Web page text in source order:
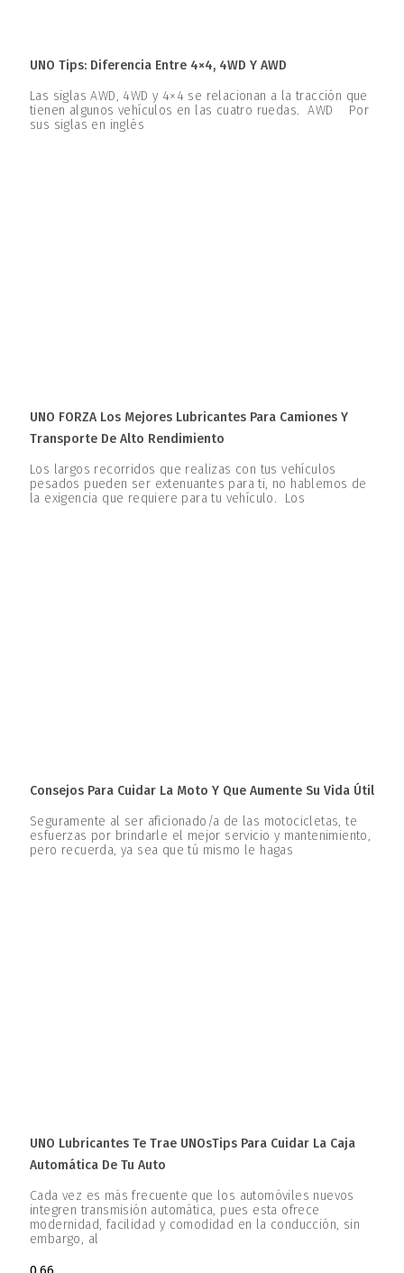
UNO Tips: Diferencia Entre 4×4, 4WD Y AWD
Las siglas AWD, 4WD y 4×4 se relacionan a la tracción que
tienen algunos vehículos en las cuatro ruedas. AWD Por
sus siglas en inglés
UNO FORZA Los Mejores Lubricantes Para Camiones Y
Transporte De Alto Rendimiento
Los largos recorridos que realizas con tus vehículos
pesados pueden ser extenuantes para ti, no hablemos de
la exigencia que requiere para tu vehículo. Los
Consejos Para Cuidar La Moto Y Que Aumente Su Vida Útil
Seguramente al ser aficionado/a de las motocicletas, te
esfuerzas por brindarle el mejor servicio y mantenimiento,
pero recuerda, ya sea que tú mismo le hagas
UNO Lubricantes Te Trae UNOsTips Para Cuidar La Caja
Automática De Tu Auto
Cada vez es más frecuente que los automóviles nuevos
integren transmisión automática, pues esta ofrece
modernidad, facilidad y comodidad en la conducción, sin
embargo, al